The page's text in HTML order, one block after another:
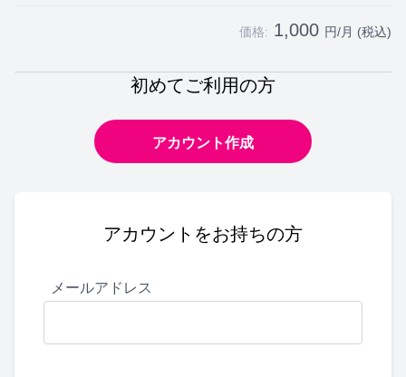
価格: 1,000 円/月 (税込)
初めてご利用の方
アカウント作成
アカウントをお持ちの方
メールアドレス